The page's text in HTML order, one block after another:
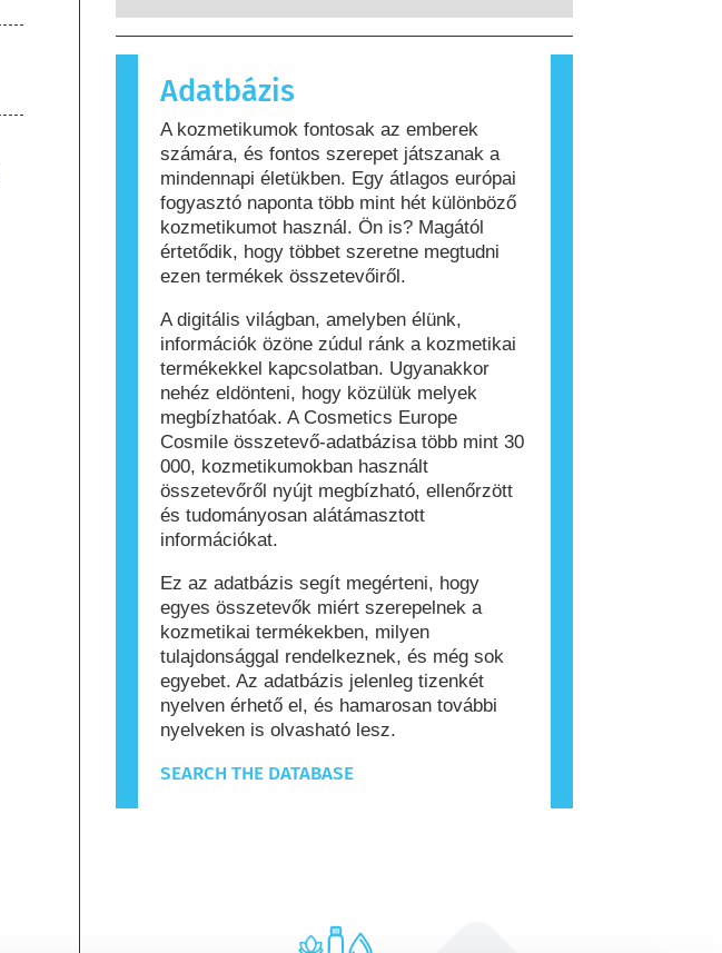
ártalmatlanok. Az allergiás reakciót kiváltó
anyagot allergénnek nevezzük. A kozmetikai
és testápolási termékek olyan összetevőket
számára allergiát okozhatnak. Ez nem jelenti
azt, hogy a termék mások számára nem
biztonságos.
Adatbázis
A kozmetikumok fontosak az emberek
számára, és fontos szerepet játszanak a
mindennapi életükben. Egy átlagos európai
fogyasztó naponta több mint hét különböző
kozmetikumot használ. Ön is? Magától
értetődik, hogy többet szeretne megtudni
ezen termékek összetevőiről.
A digitális világban, amelyben élünk,
információk özöne zúdul ránk a kozmetikai
termékekkel kapcsolatban. Ugyanakkor
nehéz eldönteni, hogy közülük melyek
megbízhatóak. A Cosmetics Europe
Cosmile összetevő-adatbázisa több mint 30
000, kozmetikumokban használt
összetevőről nyújt megbízható, ellenőrzött
és tudományosan alátámasztott
információkat.
Ez az adatbázis segít megérteni, hogy
egyes összetevők miért szerepelnek a
kozmetikai termékekben, milyen
tulajdonsággal rendelkeznek, és még sok
egyebet. Az adatbázis jelenleg tizenkét
nyelven érhető el, és hamarosan további
nyelveken is olvasható lesz.
SEARCH THE DATABASE